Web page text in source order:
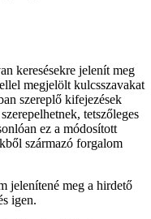
keresésekre jelenít meg
megjelölt kulcsszavakat
szereplő kifejezések
tetszőleges
ez a módosított
származó forgalom
jelenítené meg a hirdető
igen.